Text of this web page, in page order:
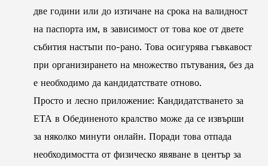
две години или до изтичане на срока на валидност
на паспорта им, в зависимост от това кое от двете
събития настъпи по-рано. Това осигурява гъвкавост
при организирането на множество пътувания, без да
е необходимо да кандидатствате отново.
Просто и лесно приложение: Кандидатстването за
ЕТА в Обединеното кралство може да се извърши
за няколко минути онлайн. Поради това отпада
необходимостта от физическо явяване в център за